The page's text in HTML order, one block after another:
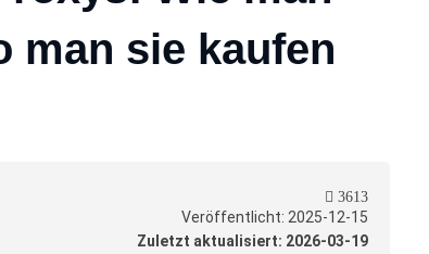
man sie kaufen
Veröffentlicht: 2025-12-15
Zuletzt aktualisiert: 2026-03-19
3613